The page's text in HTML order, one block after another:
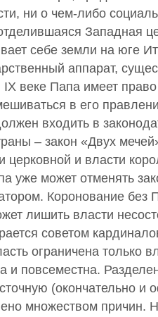
ни о чем-либо
Западная
себе земли на юге
аппарат,
веке Папа имеет право
в его
входить в
– закон «Двух
церковной и власти
уже может отменять
Коронование без
лишить власти
советом
ограничена только
и повсеместна.
(окончательно и
множеством причин.